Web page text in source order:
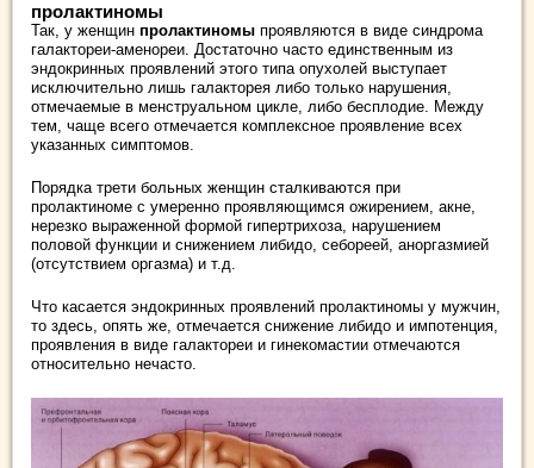
пролактиномы
Так, у женщин пролактиномы проявляются в виде синдрома
галактореи-аменореи. Достаточно часто единственным из
эндокринных проявлений этого типа опухолей выступает
исключительно лишь галакторея либо только нарушения,
отмечаемые в менструальном цикле, либо бесплодие. Между
тем, чаще всего отмечается комплексное проявление всех
указанных симптомов.
Порядка трети больных женщин сталкиваются при
пролактиноме с умеренно проявляющимся ожирением, акне,
нерезко выраженной формой гипертрихоза, нарушением
половой функции и снижением либидо, себореей, аноргазмией
(отсутствием оргазма) и т.д.
Что касается эндокринных проявлений пролактиномы у мужчин,
то здесь, опять же, отмечается снижение либидо и импотенция,
проявления в виде галактореи и гинекомастии отмечаются
относительно нечасто.